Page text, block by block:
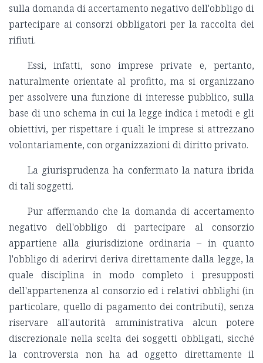
sulla domanda di accertamento negativo dell'obbligo di
partecipare ai consorzi obbligatori per la raccolta dei
rifiuti.
Essi, infatti, sono imprese private e, pertanto,
naturalmente orientate al profitto, ma si organizzano
per assolvere una funzione di interesse pubblico, sulla
base di uno schema in cui la legge indica i metodi e gli
obiettivi, per rispettare i quali le imprese si attrezzano
volontariamente, con organizzazioni di diritto privato.
La giurisprudenza ha confermato la natura ibrida
di tali soggetti.
Pur affermando che la domanda di accertamento
negativo dell'obbligo di partecipare al consorzio
appartiene alla giurisdizione ordinaria – in quanto
l'obbligo di aderirvi deriva direttamente dalla legge, la
quale disciplina in modo completo i presupposti
dell'appartenenza al consorzio ed i relativi obblighi (in
particolare, quello di pagamento dei contributi), senza
riservare all'autorità amministrativa alcun potere
discrezionale nella scelta dei soggetti obbligati, sicché
la controversia non ha ad oggetto direttamente il